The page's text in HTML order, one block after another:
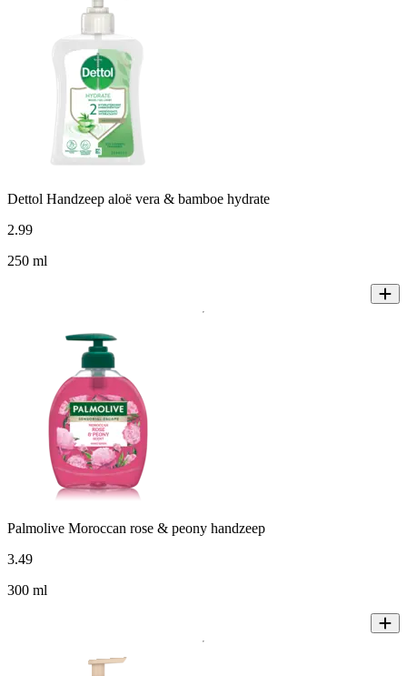
Dettol Handzeep aloë vera & bamboe hydrate
2.99
250 ml
Palmolive Moroccan rose & peony handzeep
3.49
300 ml